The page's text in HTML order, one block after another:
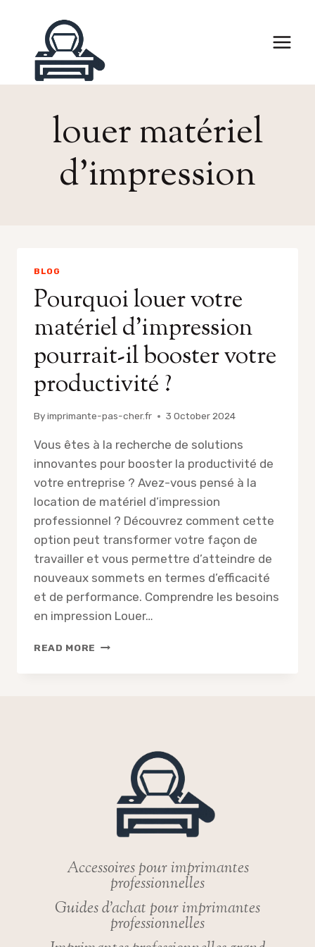
louer matériel
d’impression
BLOG
Pourquoi louer votre
matériel d’impression
pourrait-il booster votre
productivité ?
Byimprimante-pas-cher.fr 3 October 2024
Vous êtes à la recherche de solutions
innovantes pour booster la productivité de
votre entreprise ? Avez-vous pensé à la
location de matériel d’impression
professionnel ? Découvrez comment cette
option peut transformer votre façon de
travailler et vous permettre d’atteindre de
nouveaux sommets en termes d’efficacité
et de performance. Comprendre les besoins
en impression Louer…
READ MORE POURQUOI
PRODUCTIVITÉ
Accessoires pour imprimantes
professionnelles
Guides d’achat pour imprimantes
professionnelles